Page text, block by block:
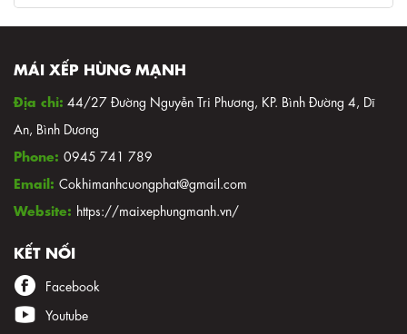
MÁI XẾP HÙNG MẠNH
Địa chỉ: 44/27 Đường Nguyễn Tri Phương, KP. Bình Đường 4, Dĩ
An, Bình Dương
Phone: 0945 741 789
Email: Cokhimanhcuongphat@gmail.com
Website: https://maixephungmanh.vn/
KẾT NỐI
Facebook
Youtube